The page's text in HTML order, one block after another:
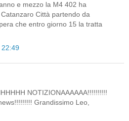
e mezzo la M4 402 ha
Città partendo da
che entro giorno 15 la tratta
22:49
NOTIZIONAAAAAA!!!!!!!!!!
Grandissimo Leo,